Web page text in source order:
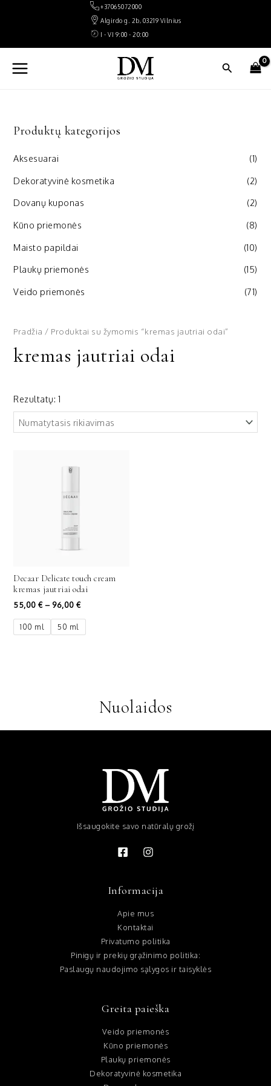
+37065072000
Algirdo g. 2b, 03219 Vilnius
I - VI 9:00 - 20:00
Paieška
Produktų kategorijos
Aksesuarai (1)
Dekoratyvinė kosmetika (2)
Dovanų kuponas (2)
Kūno priemonės (8)
Maisto papildai (10)
Plaukų priemonės (15)
Veido priemonės (71)
Pradžia / Produktai su žymomis “kremas jautriai odai”
kremas jautriai odai
Rezultatų: 1
Decaar Delicate touch cream
kremas jautriai odai
55,00€ – 96,00€
100 ml 50 ml
Nuolaidos
Išsaugokite savo natūralų grožį
Informacija
Apie mus
Kontaktai
Privatumo politika
Pinigų ir prekių grąžinimo politika:
Paslaugų naudojimo sąlygos ir taisyklės
Greita paieška
Veido priemonės
Kūno priemonės
Plaukų priemonės
Dekoratyvinė kosmetika